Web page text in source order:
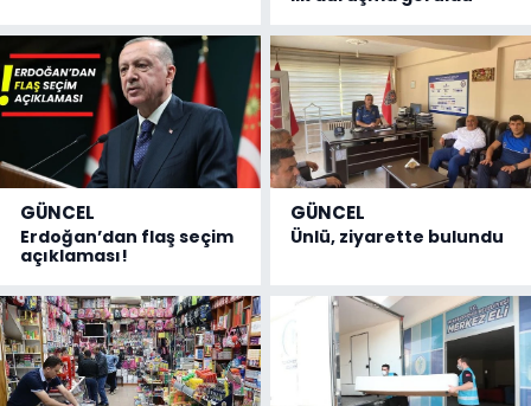
GÜNCEL
Erdoğan’dan flaş seçim
açıklaması!
GÜNCEL
Ünlü, ziyarette bulundu